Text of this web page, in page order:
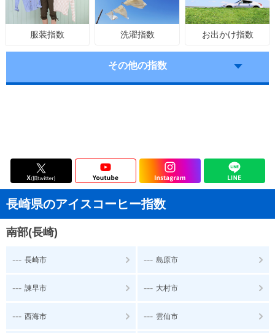
服装指数 洗濯指数 お出かけ指数
その他の指数
長崎県のアイスコーヒー指数
南部(長崎)
--- 長崎市 --- 島原市
--- 諫早市 --- 大村市
--- 西海市 --- 雲仙市